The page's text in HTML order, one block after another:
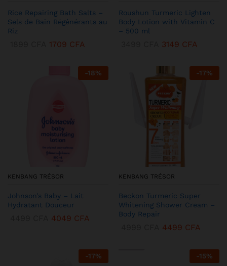
Rice Repairing Bath Salts –
Sels de Bain Régénérants au
Riz
1709 CFA
Roushun Turmeric Lighten
Body Lotion with Vitamin C
– 500 ml
3149 CFA
-18%
KENBANG TRÉSOR
Johnson’s Baby – Lait
Hydratant Douceur
4049 CFA
-17%
KENBANG TRÉSOR
Beckon Turmeric Super
Whitening Shower Cream –
Body Repair
4499 CFA
-17% -15%